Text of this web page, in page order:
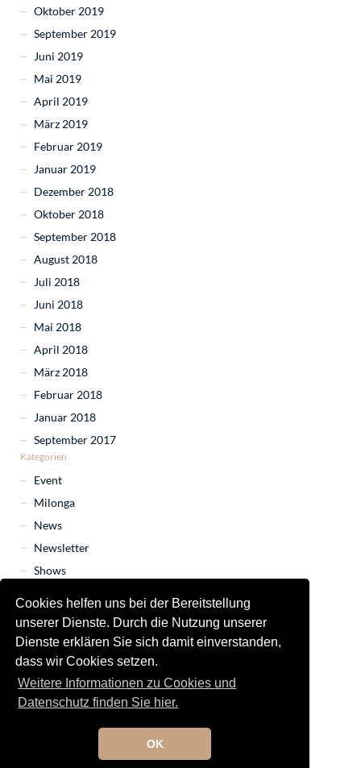
Cookies helfen uns bei der Bereitstellung
unserer Dienste. Durch die Nutzung unserer
Dienste erklären Sie sich damit einverstanden,
dass wir Cookies setzen.
Weitere Informationen zu Cookies und
Datenschutz finden Sie hier.
OK
Oktober 2019
September 2019
Juni 2019
Mai 2019
April 2019
März 2019
Februar 2019
Januar 2019
Dezember 2018
Oktober 2018
September 2018
August 2018
Juli 2018
Juni 2018
Mai 2018
April 2018
März 2018
Februar 2018
Januar 2018
September 2017
Kategorien
Event
Milonga
News
Newsletter
Shows
Tango Orchester
Uncategorized
Unterricht